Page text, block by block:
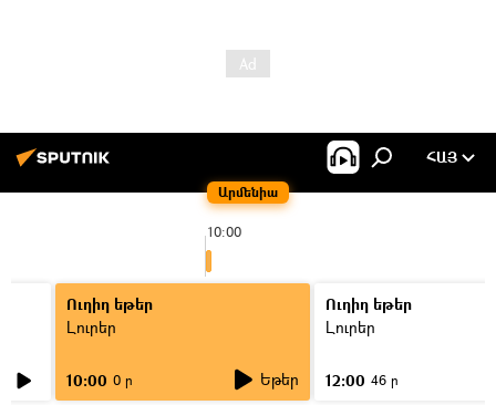
Արմենիա
ՀԱՅ
10:00
Ուղիղ եթեր
Լուրեր
10:00 0 ր Եթեր
Ուղիղ եթեր
Լուրեր
12:00 46 ր